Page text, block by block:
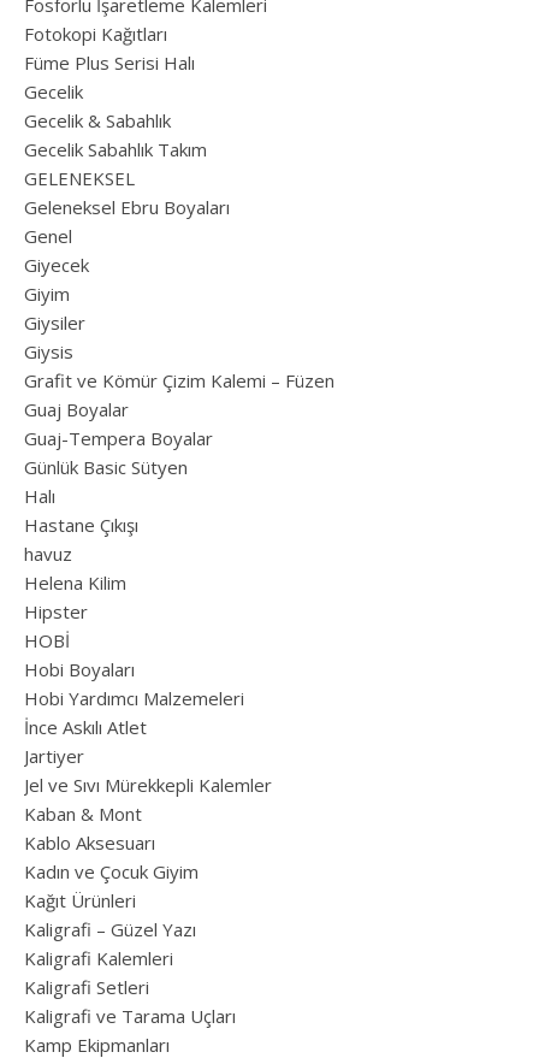
Fosforlu İşaretleme Kalemleri
Fotokopi Kağıtları
Füme Plus Serisi Halı
Gecelik
Gecelik & Sabahlık
Gecelik Sabahlık Takım
GELENEKSEL
Geleneksel Ebru Boyaları
Genel
Giyecek
Giyim
Giysiler
Giysis
Grafit ve Kömür Çizim Kalemi – Füzen
Guaj Boyalar
Guaj-Tempera Boyalar
Günlük Basic Sütyen
Halı
Hastane Çıkışı
havuz
Helena Kilim
Hipster
HOBİ
Hobi Boyaları
Hobi Yardımcı Malzemeleri
İnce Askılı Atlet
Jartiyer
Jel ve Sıvı Mürekkepli Kalemler
Kaban & Mont
Kablo Aksesuarı
Kadın ve Çocuk Giyim
Kağıt Ürünleri
Kaligrafi – Güzel Yazı
Kaligrafi Kalemleri
Kaligrafi Setleri
Kaligrafi ve Tarama Uçları
Kamp Ekipmanları